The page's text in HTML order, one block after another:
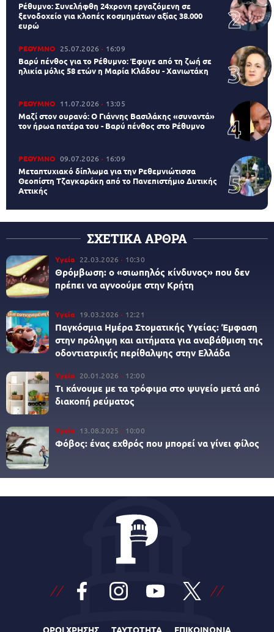
Ρέθυμνο: Συνελήφθη 24χρονη εργαζόμενη σε
ξενοδοχείο για κλοπές κοσμημάτων αξίας 38.000
ευρώ
ΡΕΘΥΜΝΟ 25.07.2026 16:09
Βαρύ πένθος για το Ρέθυμνο: Έφυγε από τη ζωή σε
ηλικία μόλις 58 ετών η Μαρία Κλάδου - Χανιωτάκη
ΡΕΘΥΜΝΟ 11.07.2026 13:05
Μαζί στον ουρανό: Ο Γιάννης Βασιλάκης «συναντά»
τον ήρωα πατέρα του - Βαρύ πένθος στο Ρέθυμνο
ΡΕΘΥΜΝΟ 09.07.2026 16:09
Μεταπτυχιακό δίπλωμα για την Ρεθεμνιώτισσα
Θεοπίστη Τζαγκαράκη από το Πανεπιστήμιο Δυτικής
Αττικής
ΣΧΕΤΙΚΑ ΑΡΘΡΑ
Υγεία 22.03.2026 10:30
Θρόμβωση: ο «σιωπηλός κίνδυνος» που δεν
πρέπει να αγνοούμε στην Κρήτη
Υγεία 19.03.2026 12:21
Παγκόσμια Ημέρα Στοματικής Υγείας: Έμφαση
στην πρόληψη και αιτήματα για αναβάθμιση της
οδοντιατρικής περίθαλψης στην Ελλάδα
Υγεία 20.01.2026 12:00
Τι κάνουμε με τα τρόφιμα στο ψυγείο μετά από
διακοπή ρεύματος
Υγεία 13.08.2025 10:00
Φόβος: ένας εχθρός που μπορεί να γίνει φίλος
ΟΡΟΙ ΧΡΗΣΗΣ ΤΑΥΤΟΤΗΤΑ ΕΠΙΚΟΙΝΩΝΙΑ